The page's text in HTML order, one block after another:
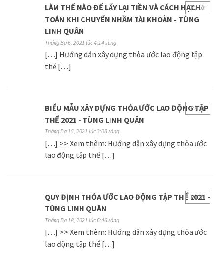
LÀM THẾ NÀO ĐỂ LẤY LẠI TIỀN VÀ CÁCH HẠCH
TOÁN KHI CHUYỂN NHẦM TÀI KHOẢN - TÙNG
LINH QUÂN
Tháng Ba 6, 2021 lúc 4:14 sáng
[…] Hướng dẫn xây dựng thỏa ước lao động tập
thể […]
Trả lời
BIỂU MẪU XÂY DỰNG THỎA ƯỚC LAO ĐỘNG TẬP
THỂ 2021 - TÙNG LINH QUÂN
Tháng Ba 15, 2021 lúc 3:08 sáng
[…] >> Xem thêm: Hướng dẫn xây dựng thỏa ước
lao động tập thể […]
Trả lời
QUY ĐỊNH THỎA ƯỚC LAO ĐỘNG TẬP THỂ 2021 -
TÙNG LINH QUÂN
Tháng Ba 18, 2021 lúc 6:46 sáng
[…] >> Xem thêm: Hướng dẫn xây dựng thỏa ước
lao động tập thể […]
Trả lời